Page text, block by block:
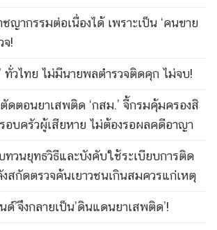
ชญากรรมต่อเนื่องได้ เพราะเป็น ‘คนขาย
จ!
ทั่วไทย ไม่มีนายพลตำรวจติดคุก ไม่จบ!
ดตอนยาเสพติด ‘กสม.’ จี้กรมคุ้มครองสิ
รอบครัวผู้เสียหาย ไม่ต้องรอผลคดีอาญา
วนยุทธวิธีและบังคับใช้ระเบียบการติด
สกัดตรวจค้นเยาวชนเกินสมควรแก่เหตุ
ด์’จึงกลายเป็น’ดินแดนยาเสพติด’!